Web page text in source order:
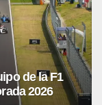
de la F1
2026